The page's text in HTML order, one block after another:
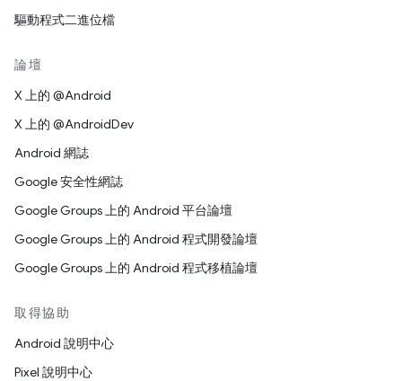
驅動程式二進位檔
論壇
X 上的 @Android
X 上的 @AndroidDev
Android 網誌
Google 安全性網誌
Google Groups 上的 Android 平台論壇
Google Groups 上的 Android 程式開發論壇
Google Groups 上的 Android 程式移植論壇
取得協助
Android 說明中心
Pixel 說明中心